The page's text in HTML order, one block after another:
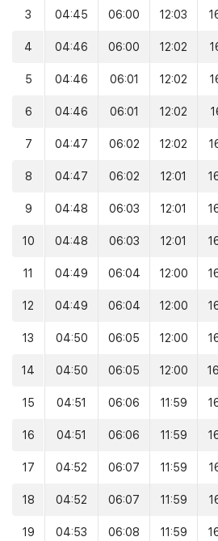
3 04:45 06:00 12:03
4 04:46 06:00 12:02
5 04:46 06:01 12:02
6 04:46 06:01 12:02
7 04:47 06:02 12:02
8 04:47 06:02 12:01
9 04:48 06:03 12:01
10 04:48 06:03 12:01
11 04:49 06:04 12:00
12 04:49 06:04 12:00
13 04:50 06:05 12:00
14 04:50 06:05 12:00
15 04:51 06:06 11:59
16 04:51 06:06 11:59
17 04:52 06:07 11:59
18 04:52 06:07 11:59
19 04:53 06:08 11:59